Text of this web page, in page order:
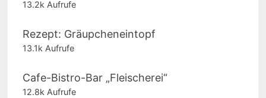
13.2k Aufrufe
Rezept: Gräupcheneintopf
13.1k Aufrufe
Cafe-Bistro-Bar „Fleischerei“
12.8k Aufrufe